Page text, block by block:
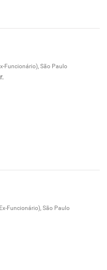
Funcionário), São Paulo
Funcionário), São Paulo